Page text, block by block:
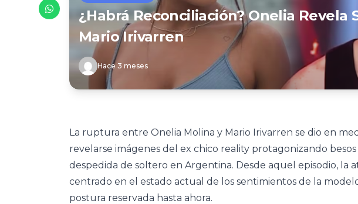
¿Habrá Reconciliación? Onelia Revela
Mario Irivarren
Hace 3 meses
La ruptura entre Onelia Molina y Mario Irivarren se dio en
revelarse imágenes del ex chico reality protagonizando
despedida de soltero en Argentina. Desde aquel episodio, la
centrado en el estado actual de los sentimientos de la
postura reservada hasta ahora.